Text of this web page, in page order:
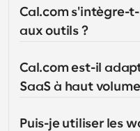
Cal.com s'intègre-
aux outils ?
Cal.com est-il
SaaS à haut
Puis-je utiliser les